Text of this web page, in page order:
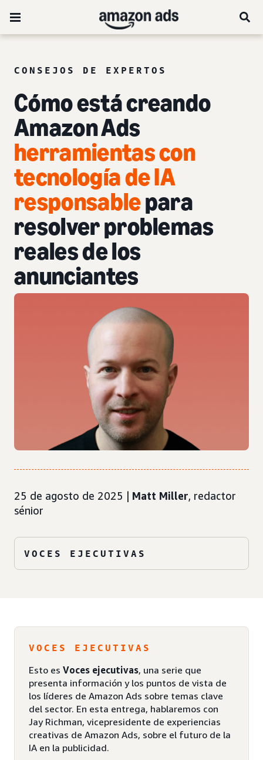
CONSEJOS DE EXPERTOS
Cómo está creando
Amazon Ads
herramientas con
tecnología de IA
responsablepara
resolver problemas
reales de los
anunciantes
25 de agosto de 2025 | Matt Miller, redactor
sénior
VOCES EJECUTIVAS
VOCES EJECUTIVAS
Esto es Voces ejecutivas, una serie que
presenta información y los puntos de vista de
los líderes de Amazon Ads sobre temas clave
del sector. En esta entrega, hablaremos con
Jay Richman, vicepresidente de experiencias
creativas de Amazon Ads, sobre el futuro de la
IA en la publicidad.